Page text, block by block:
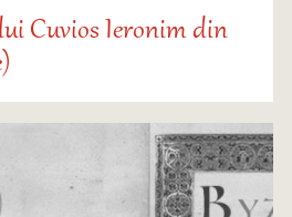
Cuvios Ieronim din